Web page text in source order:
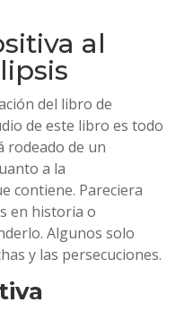
al
del libro de
de este libro es todo
rodeado de un
a la
contiene. Pareciera
en historia o
Algunos solo
y las persecuciones.